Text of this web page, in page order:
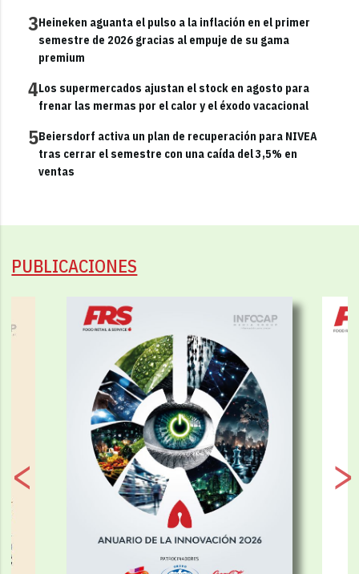
3Heineken aguanta el pulso a la inflación en el primer
semestre de 2026 gracias al empuje de su gama
premium
4Los supermercados ajustan el stock en agosto para
frenar las mermas por el calor y el éxodo vacacional
5Beiersdorf activa un plan de recuperación para NIVEA
tras cerrar el semestre con una caída del 3,5% en
ventas
PUBLICACIONES